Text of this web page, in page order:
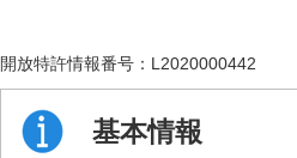
開放特許情報番号： L2020000442
基本情報